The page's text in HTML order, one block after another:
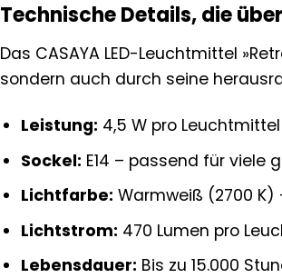
Technische Details, die
Das CASAYA LED-Leuchtmittel
sondern auch durch seine
Leistung: 4,5 W pro
Sockel: E14 – passend für viele
Lichtfarbe: Warmweiß (2700
Lichtstrom: 470 Lumen pro
Lebensdauer: Bis zu 15.000